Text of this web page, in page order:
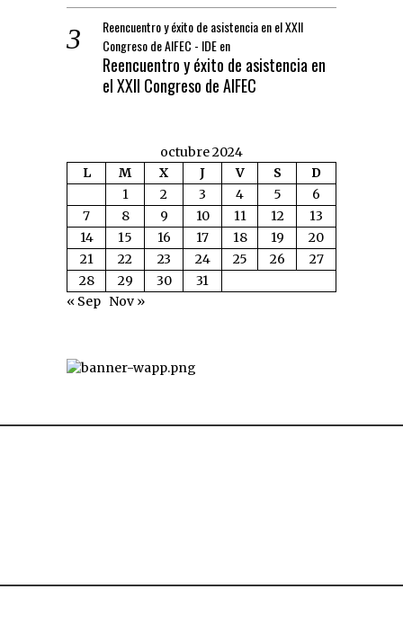
Reencuentro y éxito de asistencia en el XXII
Congreso de AIFEC - IDEen
Reencuentro y éxito de asistencia en
el XXII Congreso de AIFEC
octubre 2024
L
M X J V S
D
1
2 3 4 5
6
7
8 9 10 11 12
13
14
15 16 17 18 19
20
21
22 23 24 25 26
27
28
29 30
31
« Sep Nov »